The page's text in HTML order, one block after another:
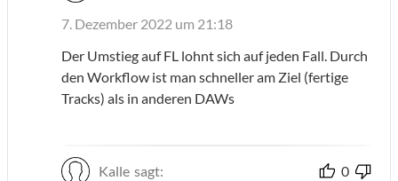
7. Dezember 2022 um 21:18
Der Umstieg auf FL lohnt sich auf jeden Fall. Durch
den Workflow ist man schneller am Ziel (fertige
Tracks) als in anderen DAWs
Kalle sagt: 0